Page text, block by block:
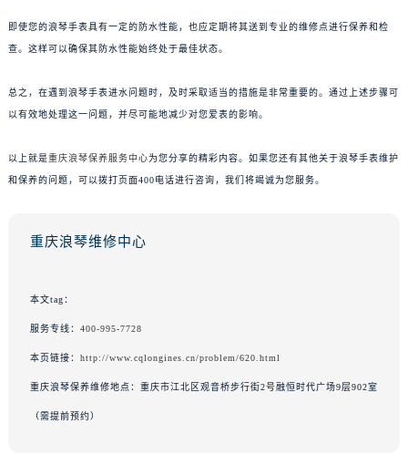
即使您的浪琴手表具有一定的防水性能，也应定期将其送到专业的维修点进行保养和检
查。这样可以确保其防水性能始终处于最佳状态。
总之，在遇到浪琴手表进水问题时，及时采取适当的措施是非常重要的。通过上述步骤可
以有效地处理这一问题，并尽可能地减少对您爱表的影响。
以上就是重庆浪琴保养服务中心为您分享的精彩内容。如果您还有其他关于浪琴手表维护
和保养的问题，可以拨打页面400电话进行咨询，我们将竭诚为您服务。
重庆浪琴维修中心
本文tag：
服务专线： 400-995-7728
本页链接： http://www.cqlongines.cn/problem/620.html
重庆浪琴保养维修地点：重庆市江北区观音桥步行街2号融恒时代广场9层902室
（需提前预约）